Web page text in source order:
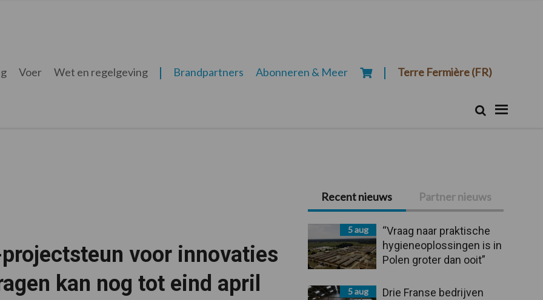
Voer Wet en regelgeving Brandpartners Abonneren & Meer Terre Fermière (FR)
Zoek
voor innovaties
kan nog tot eind april
Primaire
Sidebar
Recent nieuws Partner nieuws
5 aug
“Vraag naar praktische
hygieneoplossingen is in
Polen groter dan ooit”
5 aug
Drie Franse bedrijven